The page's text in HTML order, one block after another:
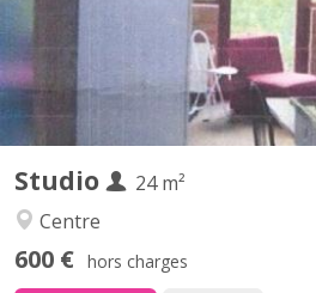
Studio
24 m²
Centre
600 € hors charges